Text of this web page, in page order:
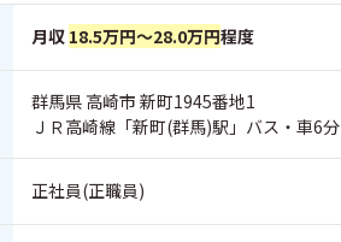
月収 18.5万円～28.0万円程度
群馬県 高崎市 新町1945番地1
ＪＲ高崎線「新町(群馬)駅」バス・車6分
正社員(正職員)